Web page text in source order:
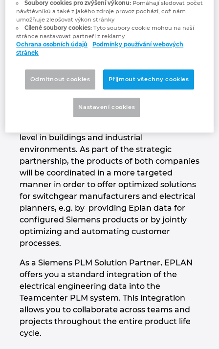
Siemens
level in buildings and industrial
environments. As part of the strategic
partnership, the products of both companies
will be coordinated in a more targeted
manner in order to offer optimized solutions
for switchgear manufacturers and electrical
planners, e.g. by providing Eplan data for
configured Siemens products or by jointly
optimizing and automating customer
processes.
As a Siemens PLM Solution Partner, EPLAN
offers you a standard integration of the
electrical engineering data into the
Teamcenter PLM system. This integration
allows you to collaborate across teams and
projects throughout the entire product life
cycle.
Technologie budov
Případové studie
Konfigurace
Integrace pro ERP, PDM a PLM
EPLAN Data Portal
EPLAN Education pro studenty
EPLAN aplikace pro spolupráci
Blog EPLAN CZ&SK
Pobočky
Trust Center
Bulharsko
Česká republika
Čína
Dánsko
Francie
China Taiwan
Chorvatsko
Indonesie
Irsko
Itálie
Soubory cookies pro zvýšení výkonu:Pomáhají sledovat počet
návštěvníků a také z jakého zdroje provoz pochází, což nám
umožňuje zlepšovat výkon stránky
Cílené soubory cookies:Tyto soubory cookie mohou na naší
stránce nastavovat partneři z reklamy
Ochrana osobních údajů
Podmínky používání webových
stránek
Odmítnout cookies Přijmout všechny cookies
Nastavení cookies